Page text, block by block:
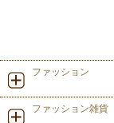
ファッション
ファッション雑貨